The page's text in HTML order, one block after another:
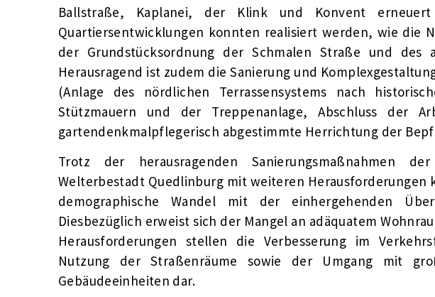
Ballstraße, Kaplanei, der Klink und Konvent
Quartiersentwicklungen konnten realisiert werden, wie die
der Grundstücksordnung der Schmalen Straße und des
Herausragend ist zudem die Sanierung und
(Anlage des nördlichen Terrassensystems nach
Stützmauern und der Treppenanlage, Abschluss der
gartendenkmalpflegerisch abgestimmte Herrichtung der
Trotz der herausragenden Sanierungsmaßnahmen
Welterbestadt Quedlinburg mit weiteren Herausforderungen
demographische Wandel mit der einhergehenden
Diesbezüglich erweist sich der Mangel an adäquatem
Herausforderungen stellen die Verbesserung im
Nutzung der Straßenräume sowie der Umgang mit
Gebäudeeinheiten dar.